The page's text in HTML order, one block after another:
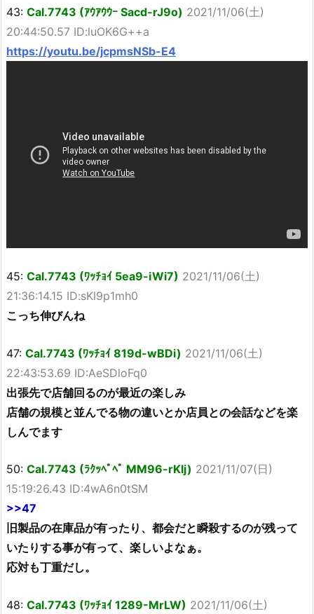
43: Cal.7743 (ｱｳｱｳｳｰ Sacd-rJ9o) 2021/11/06(土)
20:44:50.57 ID:luOK6G++a
https://youtu.be/jcpmsNSb-E4
45: Cal.7743 (ﾜｯﾁｮｲ 5ea9-iWi7) 2021/11/06(土)
21:36:14.15 ID:sKl9p1mh0
こっち伸びんね
47: Cal.7743 (ﾜｯﾁｮｲ 819d-wBDi) 2021/11/06(土)
22:43:53.69 ID:AeSDloFq0
出張先で店舗回るのが最近の楽しみ
店舗の規模と並んでる物の違いとか店員との会話などを楽
しんでます
50: Cal.7743 (ﾗｸｯﾍﾟﾍﾟ MM96-rKlj) 2021/11/07(日)
15:19:26.43 ID:4wA6n0tSM
>>47
旧製品の在庫品が有ったり、都会だと瞬殺するのが残って
いたりする事が有って、楽しいよなぁ。
応対も丁重だし。
48: Cal.7743 (ﾜｯﾁｮｲ 1289-MrLW) 2021/11/06(土)